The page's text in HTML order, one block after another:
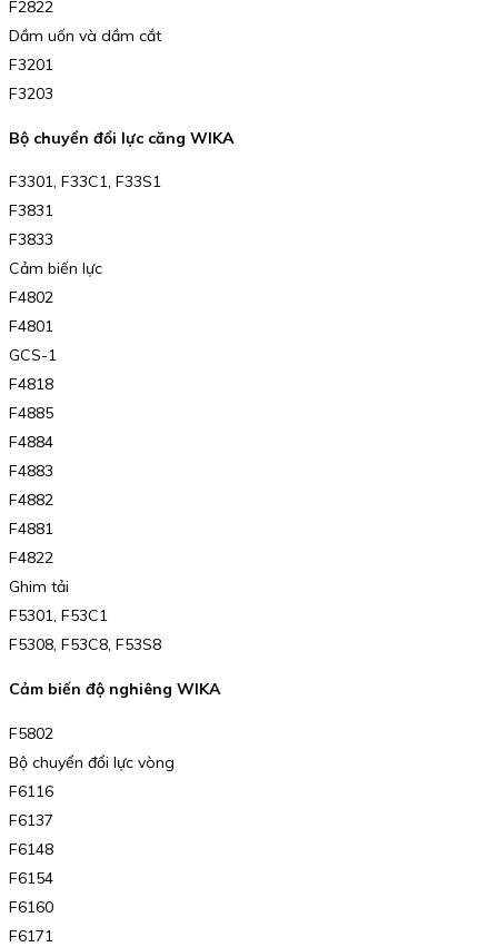
F2822
Dầm uốn và dầm cắt
F3201
F3203
Bộ chuyển đổi lực căng WIKA
F3301, F33C1, F33S1
F3831
F3833
Cảm biến lực
F4802
F4801
GCS-1
F4818
F4885
F4884
F4883
F4882
F4881
F4822
Ghim tải
F5301, F53C1
F5308, F53C8, F53S8
Cảm biến độ nghiêng WIKA
F5802
Bộ chuyển đổi lực vòng
F6116
F6137
F6148
F6154
F6160
F6171